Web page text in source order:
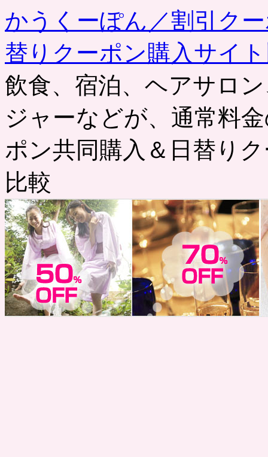
かうくーぽん／割引ク
替りクーポン購入サイ
飲食、宿泊、ヘアサロ
ジャーなどが、通常料
ポン共同購入＆日替り
比較